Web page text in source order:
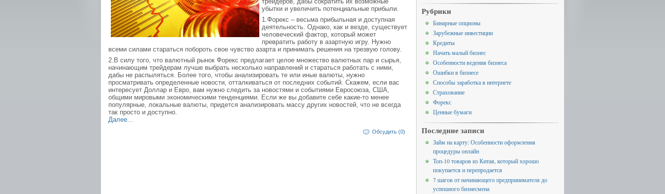
убытки и увеличить потенциальные прибыли.
1.Форекс – весьма прибыльная и доступная
деятельность. Однако, как и везде, существует
человеческий фактор, который может
превратить работу в азартную игру. Нужно
всеми силами стараться побороть свое чувство азарта и принимать решения на трезвую голову.
2.В силу того, что валютный рынок Форекс предлагает целое множество валютных пар и сырья,
начинающим трейдерам лучше выбрать несколько направлений и стараться работать с ними,
дабы не распыляться. Более того, чтобы анализировать те или иные валюты, нужно
просматривать определенные новости, отталкиваться от последних событий. Скажем, если вас
интересует Доллар и Евро, вам нужно следить за новостями и событиями Евросоюза, США,
общими мировыми экономическими тенденциями. Если же вы добавите себе какие-то менее
популярные, локальные валюты, придется анализировать массу других новостей, что не всегда
так просто и доступно.
Далее...
Обсудить (0)
Рубрики
Бинарные опционы
Зарубежные инвестиции
Кредиты
Начать малый бизнес
Особенности ведения бизнеса
Ошибки в бизнесе
Способы заработка в интернете
Страхование
Форекс
Ценные бумаги
Последние записи
Займ на карту: Особенности оформления
процедуры онлайн
Топ-10 товаров из Китая, который хорошо
покупается и перепродается
7 шагов от начинающего предпринимателя до
успешного бизнесмена